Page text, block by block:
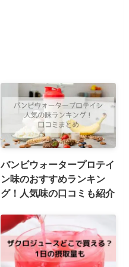
バンビウォータープロテイ
ン味のおすすめランキン
グ！人気味の口コミも紹介